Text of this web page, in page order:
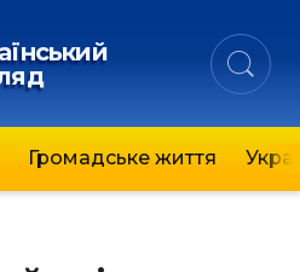
Громадське життя